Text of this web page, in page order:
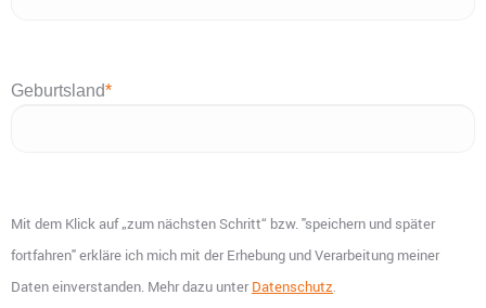
Geburtsland*
Mit dem Klick auf „zum nächsten Schritt“ bzw. "speichern und später
fortfahren" erkläre ich mich mit der Erhebung und Verarbeitung meiner
Daten einverstanden. Mehr dazu unterDatenschutz.